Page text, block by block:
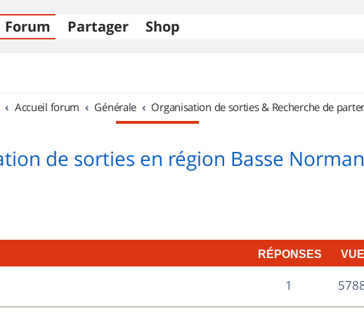
Forum Partager Shop
Accueil forum Générale Organisation de sorties & Recherche de
de sorties en région Basse
RÉPONSES
1
é